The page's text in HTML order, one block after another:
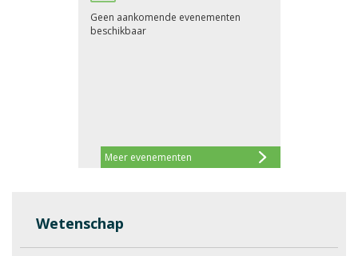
Wetenschap
Meer evenementen
Geen aankomende evenementen
beschikbaar